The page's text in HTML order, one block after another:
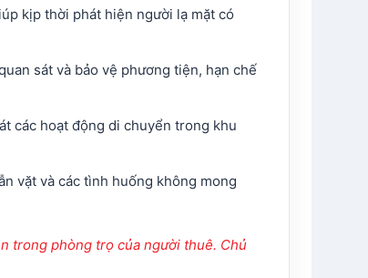
kịp thời phát hiện người lạ mặt có
sát và bảo vệ phương tiện, hạn chế
các hoạt động di chuyển trong khu
vặt và các tình huống không mong
trong phòng trọ của người thuê. Chủ